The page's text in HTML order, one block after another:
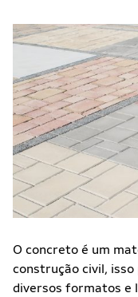
O concreto é um
construção civil,
diversos formatos e